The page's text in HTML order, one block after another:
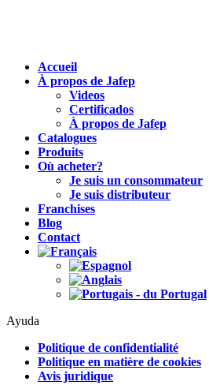
Accueil
À propos de Jafep
Videos
Certificados
À propos de Jafep
Catalogues
Produits
Où acheter?
Je suis un consommateur
Je suis distributeur
Franchises
Blog
Contact
Ayuda
Politique de confidentialité
Politique en matière de cookies
Avis juridique